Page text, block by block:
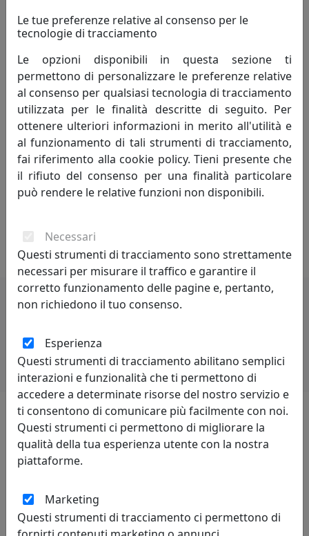
valorizzazione e l'espressività dei materiali.
Ogni elemento è basato sull'uso di materiali naturali di
qualità, elaborati e resi unici attraverso un percorso
produttivo che utilizza tecnologie avanzate e si avvale
della collaborazione di artigiani altamente competenti
ed esperti.
Nei complementi d'arredo MATERIUM è evidente la
passione per il design e la funzionalità degli oggetti, che
sono il frutto dell'incessante sperimentazione
differente dalle consuetudini formali e funzionali.
Lascia una recensione
Le tue preferenze relative al consenso per le
tecnologie di tracciamento
Le opzioni disponibili in questa sezione ti
permettono di personalizzare le preferenze relative
al consenso per qualsiasi tecnologia di tracciamento
utilizzata per le finalità descritte di seguito. Per
ottenere ulteriori informazioni in merito all'utilità e
al funzionamento di tali strumenti di tracciamento,
fai riferimento alla cookie policy. Tieni presente che
il rifiuto del consenso per una finalità particolare
può rendere le relative funzioni non disponibili.
Necessari
Questi strumenti di tracciamento sono strettamente
necessari per misurare il traffico e garantire il
corretto funzionamento delle pagine e, pertanto,
non richiedono il tuo consenso.
Esperienza
Questi strumenti di tracciamento abilitano semplici
interazioni e funzionalità che ti permettono di
accedere a determinate risorse del nostro servizio e
ti consentono di comunicare più facilmente con noi.
Questi strumenti ci permettono di migliorare la
qualità della tua esperienza utente con la nostra
piattaforme.
Marketing
Questi strumenti di tracciamento ci permettono di